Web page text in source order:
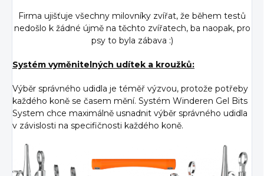
Firma ujišťuje všechny milovníky zvířat, že během testů
nedošlo k žádné újmě na těchto zvířatech, ba naopak, pro
psy to byla zábava :)
Systém vyměnitelných udítek a kroužků:
Výběr správného udidla je téměř výzvou, protože potřeby
každého koně se časem mění. Systém Winderen Gel Bits
System chce maximálně usnadnit výběr správného udidla
v závislosti na specifičnosti každého koně.